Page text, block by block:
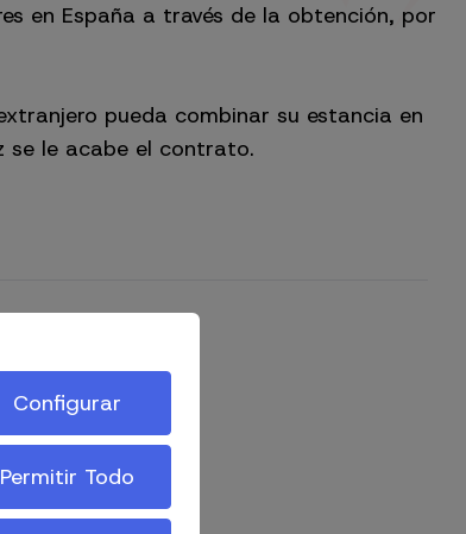
en España a través de la obtención, por
pueda combinar su estancia en
se le acabe el contrato.
Configurar
Permitir Todo